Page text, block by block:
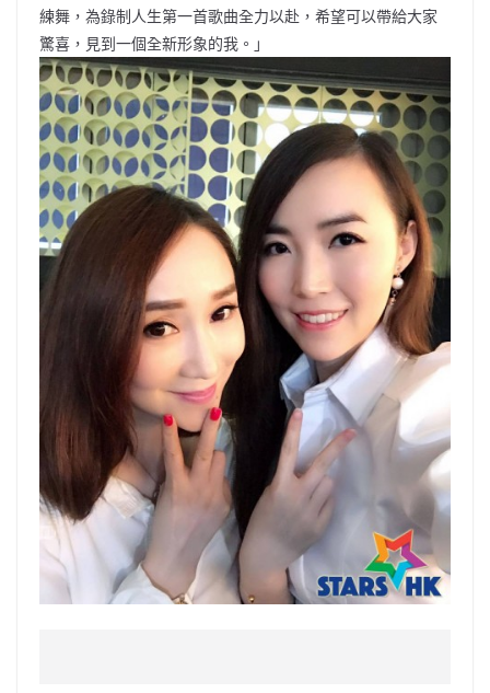
練舞，為錄制人生第一首歌曲全力以赴，希望可以帶給大家
驚喜，見到一個全新形象的我。」